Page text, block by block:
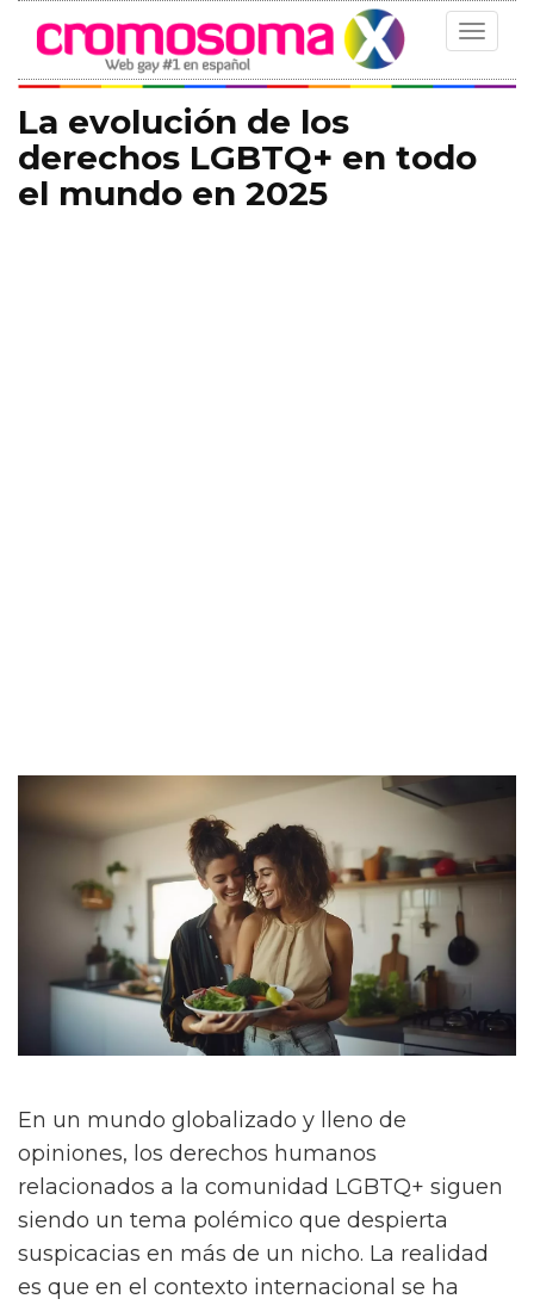
Toggle
La evolución de los
derechos LGBTQ+ en todo
el mundo en 2025
En un mundo globalizado y lleno de
opiniones, los derechos humanos
relacionados a la comunidad LGBTQ+ siguen
siendo un tema polémico que despierta
suspicacias en más de un nicho. La realidad
es que en el contexto internacional se ha